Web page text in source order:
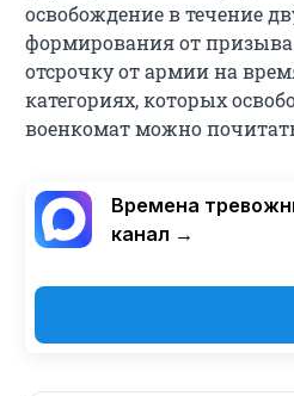
освобождение в течение
формирования от
отсрочку от армии на
категориях, которых
военкомат можно
Времена
канал →